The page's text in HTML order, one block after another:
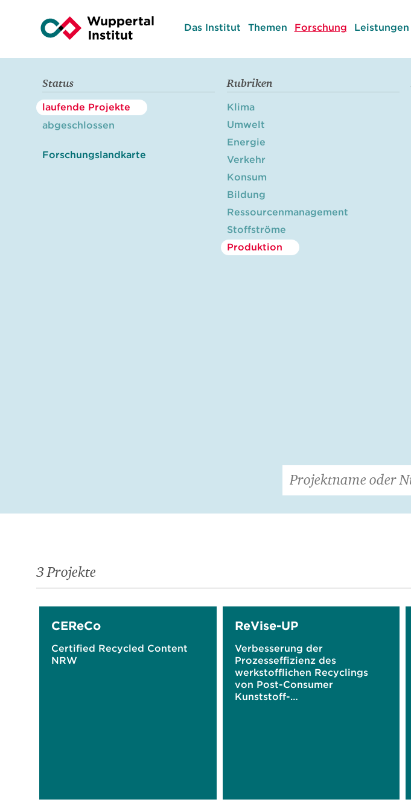
Das Institut Themen Forschung Leistungen
Status
laufende Projekte
abgeschlossen
Forschungslandkarte
Rubriken
Klima
Umwelt
Energie
Verkehr
Konsum
Bildung
Ressourcenmanagement
Stoffströme
Produktion
3 Projekte
CEReCo
Certified Recycled Content
NRW
ReVise-UP
Verbesserung der
Prozesseffizienz des
werkstofflichen Recyclings
von Post-Consumer
Kunststoff-